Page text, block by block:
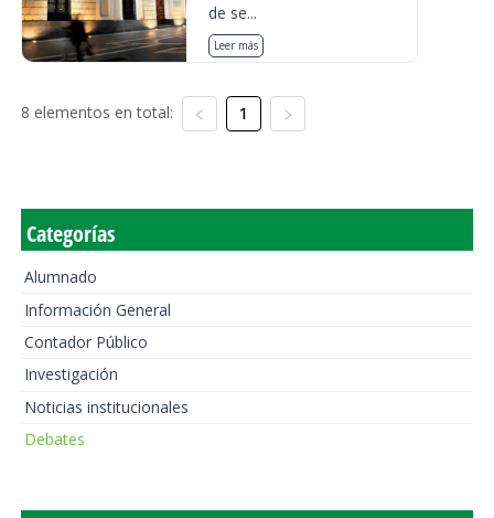
de se...
Leer más
8 elementos en total: 1
Categorías
Alumnado
Información General
Contador Público
Investigación
Noticias institucionales
Debates